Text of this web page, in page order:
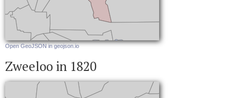
Open GeoJSON in geojson.io
Zweeloo in 1820